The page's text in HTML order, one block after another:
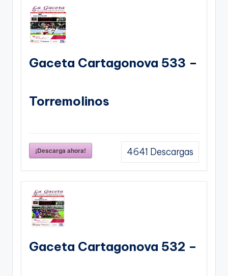
Gaceta Cartagonova 533 –
Torremolinos
¡Descarga ahora! 4641 Descargas
Gaceta Cartagonova 532 –